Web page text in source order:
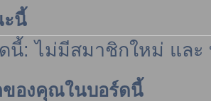
นี้
นี้: ไม่มีสมาชิกใหม่ แล
องคุณในบอร์ดนี้